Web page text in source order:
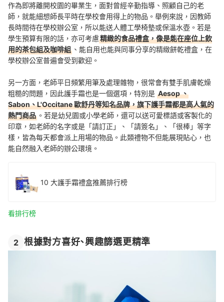
作為即將離開校園的畢業生，面對曾經辛勤指導、照顧自己的老
師，就能細想師長平時在學校會用得上的物品。舉例來說，因教師
長時間待在學校辦公室，所以能送人體工學椅墊或保溫水壺。若是
學生預算有限的話，亦可考慮精緻的食品禮盒，像是能在座位上飲
用的茶包組及咖啡組 、能自用也能與同事分享的精緻餅乾禮盒，在
學校辦公室普遍會受到歡迎。
另一方面，老師平日頻繁用筆及處理雜物，很常會有雙手肌膚乾燥
粗糙的問題，因此護手霜也是一個選項，特別是 Aesop 、
Sabon、L'Occitane 歐舒丹等知名品牌，旗下護手霜都是高人氣的
熱門商品 。若是幼兒園或小學老師，還可以送可愛標語或客製化的
印章，如老師的名字或是「請訂正」、「請簽名」、「很棒」等字
樣，皆為每天都會派上用場的物品。此類禮物不但能展現貼心，也
能自然融入老師的辦公環境。
10 大護手霜禮盒推薦排行榜
看排行榜
2 根據對方喜好、興趣篩選更精準